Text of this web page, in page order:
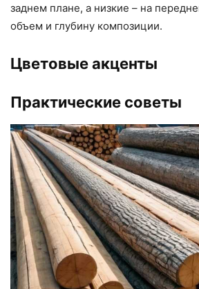
заднем плане, а низкие – на
объем и глубину композиции.
Цветовые акценты
Практические советы